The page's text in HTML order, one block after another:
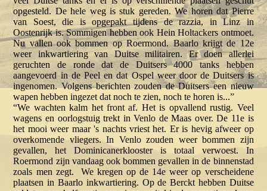
opgesteld. De hele weg is stuk gereden. We horen dat Pierre
van Soest, die is opgepakt tijdens de razzia, in Linz in
Oostenrijk is. Sommigen hebben ook Hein Holtackers ontmoet.
Nu vallen ook bommen op Roermond. Baarlo krijgt de 12e
weer inkwartiering van Duitse militairen. Er doen allerlei
geruchten de ronde dat de Duitsers 4000 tanks hebben
aangevoerd in de Peel en dat Ospel weer door de Duitsers is
ingenomen. Volgens berichten zouden de Duitsers een nieuw
wapen hebben ingezet dat noch te zien, noch te horen is...”
“We wachten kalm het front af. Het is opvallend rustig. Veel
wagens en oorlogstuig trekt in Venlo de Maas over. De 11e is
het mooi weer maar 's nachts vriest het. Er is hevig afweer op
overkomende vliegers. In Venlo zouden weer bommen zijn
gevallen, het Dominicanerklooster is totaal verwoest. In
Roermond zijn vandaag ook bommen gevallen in de binnenstad
zoals men zegt. We kregen op de 14e weer op verscheidene
plaatsen in Baarlo inkwartiering. Op de Berckt hebben Duitse